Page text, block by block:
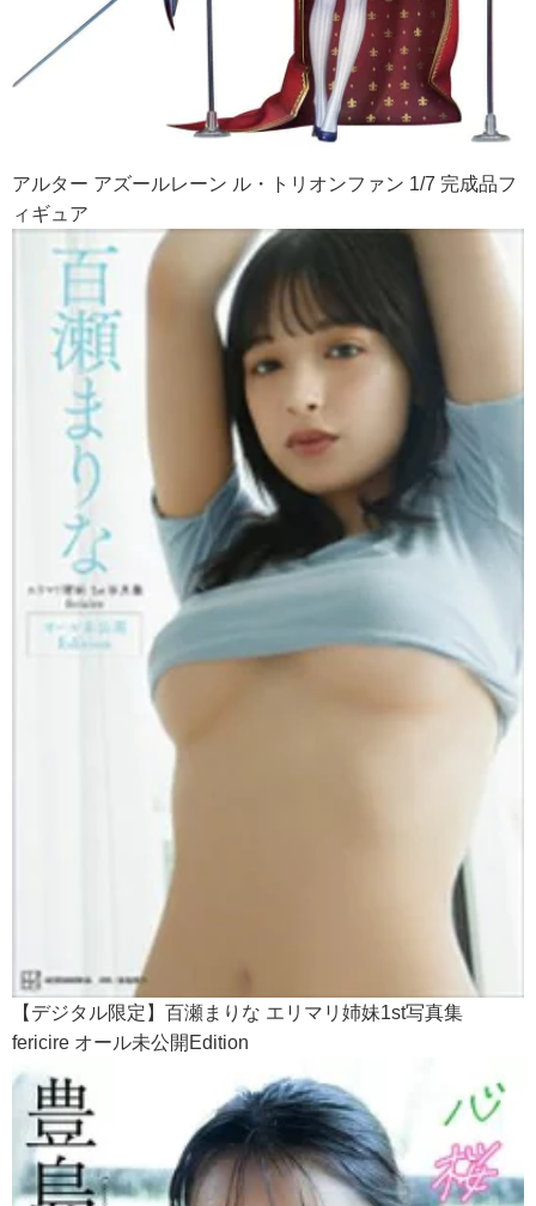
アルター アズールレーン ル・トリオンファン 1/7 完成品フ
ィギュア
【デジタル限定】百瀬まりな エリマリ姉妹1st写真集
fericire オール未公開Edition